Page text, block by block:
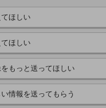
ほしい
ほしい
もっと送ってほしい
情報を送ってもらう